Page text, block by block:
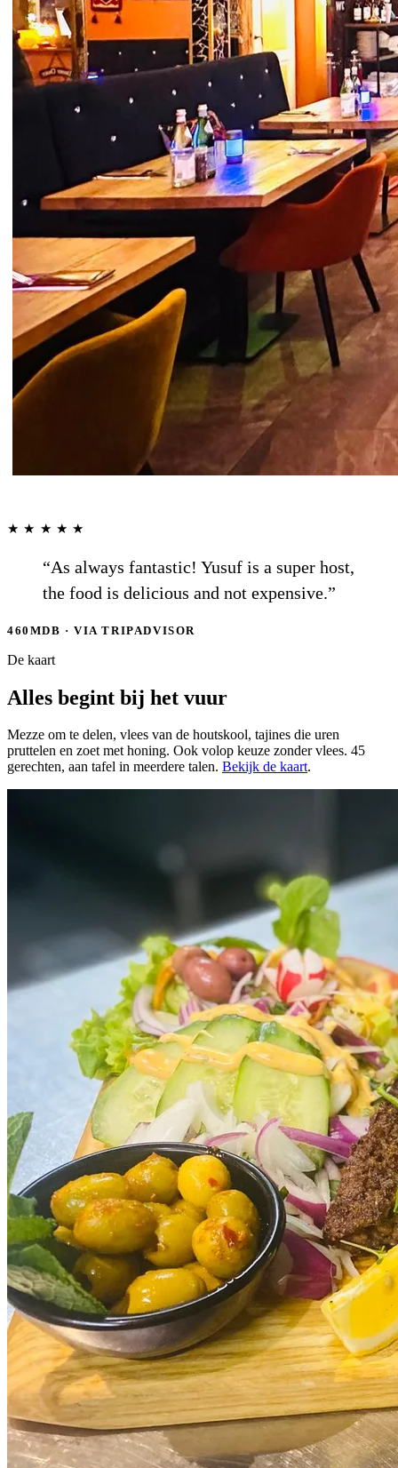
★★★★★
“As always fantastic! Yusuf is a super host,
the food is delicious and not expensive.”
460MDB · VIA TRIPADVISOR
De kaart
Alles begint bij het vuur
Mezze om te delen, vlees van de houtskool, tajines die uren
pruttelen en zoet met honing. Ook volop keuze zonder vlees. 45
gerechten, aan tafel in meerdere talen. Bekijk de kaart.